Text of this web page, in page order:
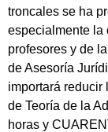
troncales se ha
especialmente la
profesores y de
de Asesoría
importará reducir
de Teoría de la
horas y